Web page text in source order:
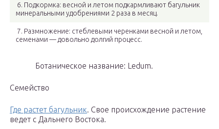
6. Подкормка: весной и летом подкармливают багульник
минеральными удобрениями 2 раза в месяц.
7. Размножение: стеблевыми черенками весной и летом,
семенами — довольно долгий процесс.
Ботаническое название: Ledum.
Семейство
Где растет багульник. Свое происхождение растение
ведет с Дальнего Востока.